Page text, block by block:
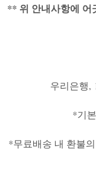
** 위 안내사항에 어
우리은행,
*기
*무료배송 내 환불